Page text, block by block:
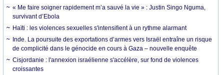
« Me faire soigner rapidement m’a sauvé la vie » : Justin Singo Nguma,
survivant d’Ebola
Haïti : les violences sexuelles s'intensifient à un rythme alarmant
Inde. La poursuite des exportations d’armes vers Israël entraîne un risque
de complicité dans le génocide en cours à Gaza – nouvelle enquête
Cisjordanie : l'annexion israélienne s'accélère, sur fond de violences
croissantes